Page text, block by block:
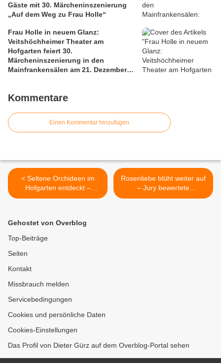
Gäste mit 30. Märcheninszenierung
„Auf dem Weg zu Frau Holle“
Frau Holle in neuem Glanz:
Veitshöchheimer Theater am
Hofgarten feiert 30.
Märcheninszenierung in den
Mainfrankensälen am 21. Dezember
Kommentare
Einen Kommentar hinzufügen
< Seltene Orchideen im
Hofgarten entdeckt –
93jähriger Josef Frank
Rosenliebe blüht weiter auf
– Jury bewertete
Veitshöchheims schönste
Gehostet von Overblog
Top-Beiträge
Seiten
Kontakt
Missbrauch melden
Servicebedingungen
Cookies und persönliche Daten
Cookies-Einstellungen
Das Profil von Dieter Gürz auf dem Overblog-Portal sehen